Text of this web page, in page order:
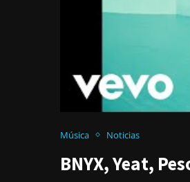
Música Noticias
BNYX, Yeat,